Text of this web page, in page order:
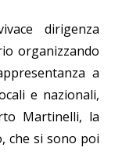
dirigenza
organizzando
a
e nazionali,
Martinelli, la
che si sono poi